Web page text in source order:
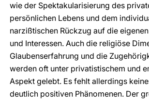
wie der Spektakularisierung des
persönlichen Lebens und dem
narzißtischen Rückzug auf die
und Interessen. Auch die religiöse
Glaubenserfahrung und die
werden oft unter privatistischem und
Aspekt gelebt. Es fehlt allerdings
deutlich positiven Phänomenen. Der